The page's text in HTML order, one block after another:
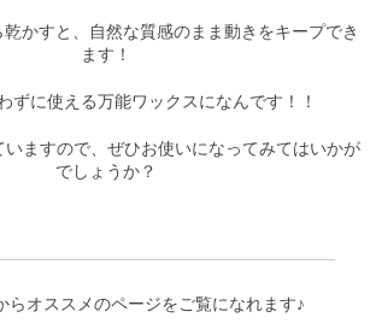
かすと、自然な質感のまま動きをキープでき
ます！
ずに使える万能ワックスになんです！！
ますので、 ぜひお使いになってみてはいかが
でしょうか？
らオススメのページをご覧になれます♪